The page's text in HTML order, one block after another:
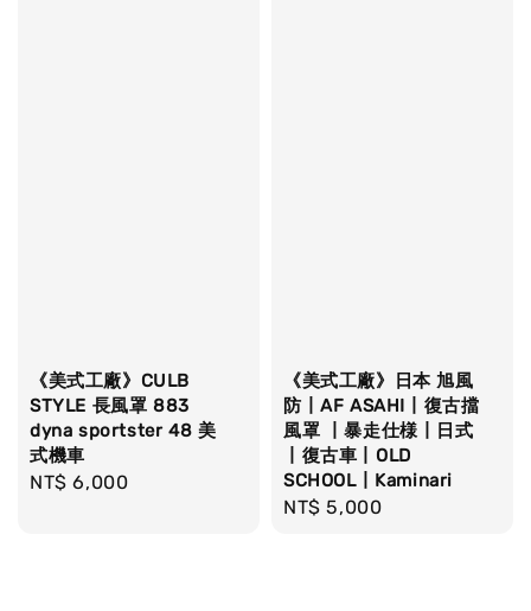
《美式工廠》CULB
STYLE 長風罩 883
dyna sportster 48 美
式機車
Regular
NT$ 6,000
《美式工廠》日本 旭風
防丨AF ASAHI丨復古擋
風罩 丨暴走仕様丨日式
丨復古車丨OLD
SCHOOL丨Kaminari
Regular
NT$ 5,000